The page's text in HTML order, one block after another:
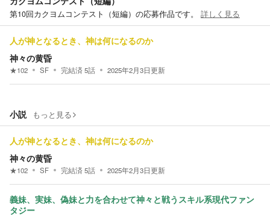
第10回カクヨムコンテスト（短編）の応募作品です。 詳しく見る
人が神となるとき、神は何になるのか
神々の黄昏
★102 SF 完結済5話 2025年2月3日更新
小説 もっと見る
人が神となるとき、神は何になるのか
神々の黄昏
★102 SF 完結済5話 2025年2月3日更新
義妹、実妹、偽妹と力を合わせて神々と戦うスキル系現代ファン
タジー